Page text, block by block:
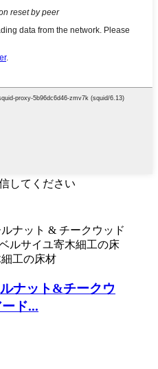
してください
ナット&チークウ
ド...